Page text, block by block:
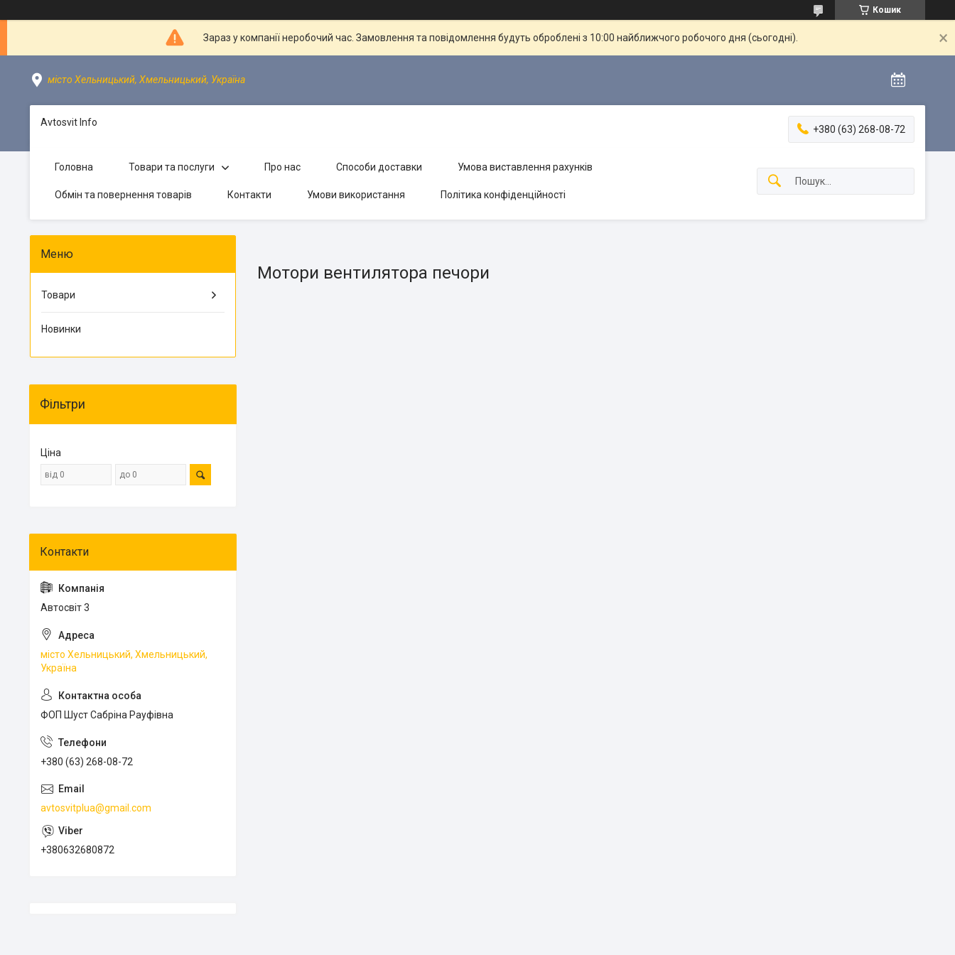
Кошик
Зараз у компанії неробочий час. Замовлення та повідомлення будуть оброблені з 10:00 найближчого робочого дня (сьогодні).
місто Хельницький, Хмельницький, Україна
Avtosvit Info
+380 (63) 268-08-72
Головна Товари та послуги Про нас Способи доставки Умова виставлення рахунків
Обмін та повернення товарів Контакти Умови використання Політика конфіденційності
Мотори вентилятора печори
Товари
Новинки
Фільтри
Ціна
Автосвіт 3
місто Хельницький, Хмельницький,
Україна
ФОП Шуст Сабріна Рауфівна
+380 (63) 268-08-72
avtosvitplua@gmail.com
+380632680872